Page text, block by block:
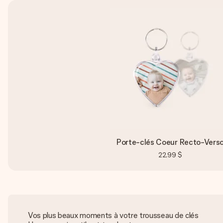
Porte-clés Coeur Recto-
22,99 $
Vos plus beaux moments à votre trousseau de clés